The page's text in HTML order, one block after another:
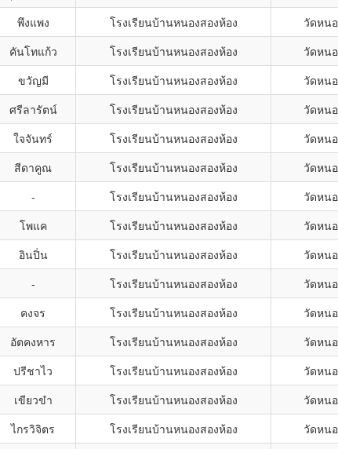
พึงแพง โรงเรียนบ้านหนองสองห้อง วัดหน
คันโทแก้ว โรงเรียนบ้านหนองสองห้อง วัดหน
ขวัญมี โรงเรียนบ้านหนองสองห้อง วัดหน
ศรีลารัตน์ โรงเรียนบ้านหนองสองห้อง วัดหน
ใจจันทร์ โรงเรียนบ้านหนองสองห้อง วัดหน
สีดาคูณ โรงเรียนบ้านหนองสองห้อง วัดหน
- โรงเรียนบ้านหนองสองห้อง วัดหน
โพแค โรงเรียนบ้านหนองสองห้อง วัดหน
อินปิ่น โรงเรียนบ้านหนองสองห้อง วัดหน
- โรงเรียนบ้านหนองสองห้อง วัดหน
คงจร โรงเรียนบ้านหนองสองห้อง วัดหน
อัตคงหาร โรงเรียนบ้านหนองสองห้อง วัดหน
ปรีชาไว โรงเรียนบ้านหนองสองห้อง วัดหน
เขียวขำ โรงเรียนบ้านหนองสองห้อง วัดหน
ไกรวิจิตร โรงเรียนบ้านหนองสองห้อง วัดหน